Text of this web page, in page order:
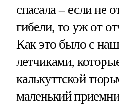
спасала – если не
гибели, то уж от
Как это было с
летчиками,
калькуттской
маленький